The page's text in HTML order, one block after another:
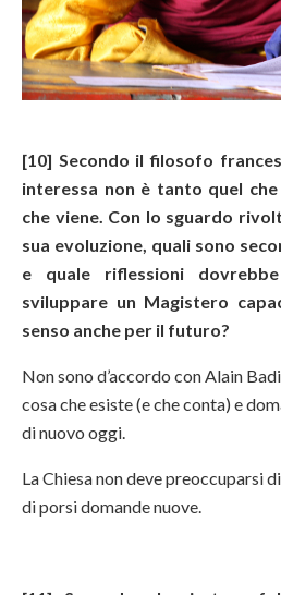
[10] Secondo il filosofo
interessa non è tanto quel
che viene. Con lo sguardo
sua evoluzione, quali sono
e quale riflessioni
sviluppare un Magistero
senso anche per il futuro?
Non sono d’accordo con Alain
cosa che esiste (e che conta) e
di nuovo oggi.
La Chiesa non deve preoccuparsi
di porsi domande nuove.